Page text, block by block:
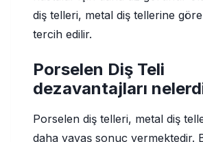
diş telleri, metal diş tellerine
tercih edilir.
Porselen Diş Teli
dezavantajları
Porselen diş telleri, metal diş
daha yavaş sonuç vermektedir.